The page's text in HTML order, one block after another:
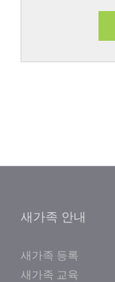
새가족 안내
새가족 등록
새가족 교육